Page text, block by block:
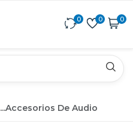
0 0 0
...Accesorios De Audio